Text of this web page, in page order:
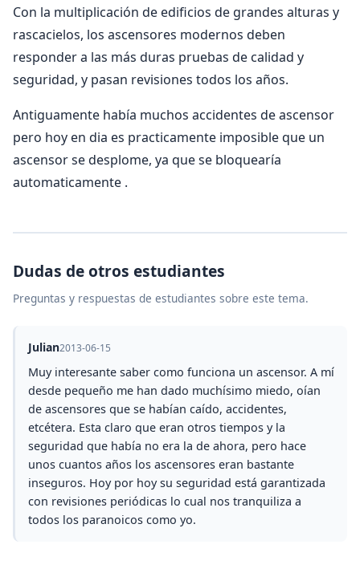
Con la multiplicación de edificios de grandes alturas y
rascacielos, los ascensores modernos deben
responder a las más duras pruebas de calidad y
seguridad, y pasan revisiones todos los años.
Antiguamente había muchos accidentes de ascensor
pero hoy en dia es practicamente imposible que un
ascensor se desplome, ya que se bloquearía
automaticamente .
Dudas de otros estudiantes
Preguntas y respuestas de estudiantes sobre este tema.
Julian2013-06-15
Muy interesante saber como funciona un ascensor. A mí
desde pequeño me han dado muchísimo miedo, oían
de ascensores que se habían caído, accidentes,
etcétera. Esta claro que eran otros tiempos y la
seguridad que había no era la de ahora, pero hace
unos cuantos años los ascensores eran bastante
inseguros. Hoy por hoy su seguridad está garantizada
con revisiones periódicas lo cual nos tranquiliza a
todos los paranoicos como yo.